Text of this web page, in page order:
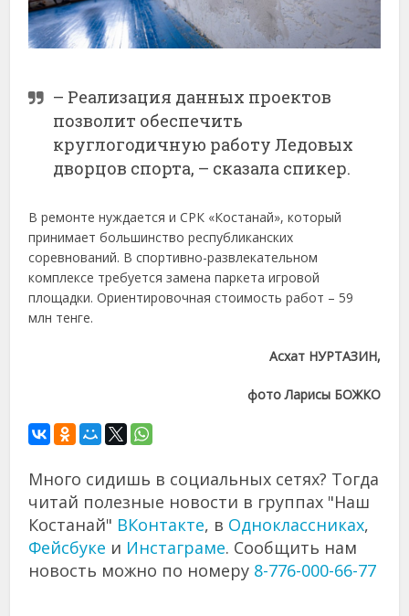
– Реализация данных проектов
позволит обеспечить
круглогодичную работу Ледовых
дворцов спорта, – сказала спикер.
В ремонте нуждается и СРК «Костанай», который
принимает большинство республиканских
соревнований. В спортивно-развлекательном
комплексе требуется замена паркета игровой
площадки. Ориентировочная стоимость работ – 59
млн тенге.
Асхат НУРТАЗИН,
фото Ларисы БОЖКО
Много сидишь в социальных сетях? Тогда
читай полезные новости в группах "Наш
Костанай" ВКонтакте, в Одноклассниках,
Фейсбуке и Инстаграме. Сообщить нам
новость можно по номеру 8-776-000-66-77